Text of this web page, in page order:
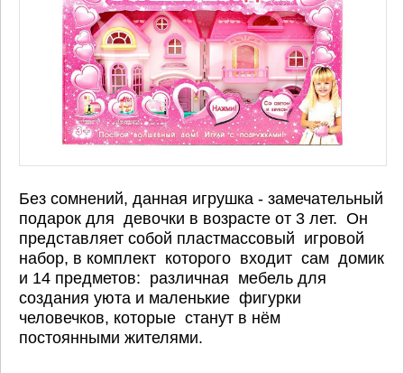
Без сомнений, данная игрушка - замечательный
подарок для девочки в возрасте от 3 лет. Он
представляет собой пластмассовый игровой
набор, в комплект которого входит сам домик
и 14 предметов: различная мебель для
создания уюта и маленькие фигурки
человечков, которые станут в нём
постоянными жителями.